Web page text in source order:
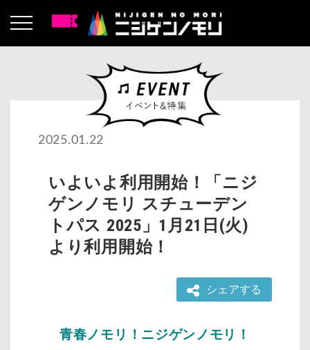
2025.01.22
いよいよ利用開始！「ニジ
ゲンノモリ スチューデン
トパス 2025」1月21日(火)
より利用開始！
シェアする
青春ノモリ！ニジゲンノモリ！